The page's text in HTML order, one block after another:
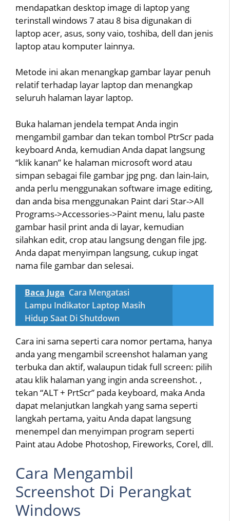
mendapatkan desktop image di laptop yang
terinstall windows 7 atau 8 bisa digunakan di
laptop acer, asus, sony vaio, toshiba, dell dan jenis
laptop atau komputer lainnya.
Metode ini akan menangkap gambar layar penuh
relatif terhadap layar laptop dan menangkap
seluruh halaman layar laptop.
Buka halaman jendela tempat Anda ingin
mengambil gambar dan tekan tombol PtrScr pada
keyboard Anda, kemudian Anda dapat langsung
“klik kanan” ke halaman microsoft word atau
simpan sebagai file gambar jpg png. dan lain-lain,
anda perlu menggunakan software image editing,
dan anda bisa menggunakan Paint dari Star->All
Programs->Accessories->Paint menu, lalu paste
gambar hasil print anda di layar, kemudian
silahkan edit, crop atau langsung dengan file jpg.
Anda dapat menyimpan langsung, cukup ingat
nama file gambar dan selesai.
Baca Juga Cara Mengatasi
Lampu Indikator Laptop Masih
Hidup Saat Di Shutdown
Cara ini sama seperti cara nomor pertama, hanya
anda yang mengambil screenshot halaman yang
terbuka dan aktif, walaupun tidak full screen: pilih
atau klik halaman yang ingin anda screenshot. ,
tekan “ALT + PrtScr” pada keyboard, maka Anda
dapat melanjutkan langkah yang sama seperti
langkah pertama, yaitu Anda dapat langsung
menempel dan menyimpan program seperti
Paint atau Adobe Photoshop, Fireworks, Corel, dll.
Cara Mengambil
Screenshot Di Perangkat
Windows